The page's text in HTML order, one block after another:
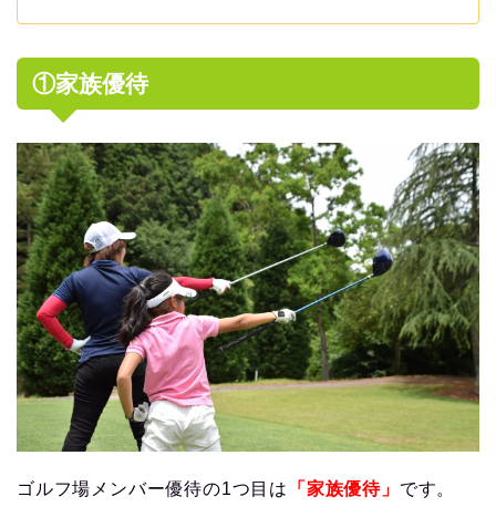
①家族優待
ゴルフ場メンバー優待の1つ目は 「家族優待」 です。